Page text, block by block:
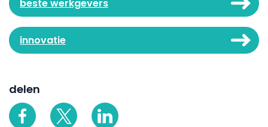
beste werkgevers
innovatie
delen